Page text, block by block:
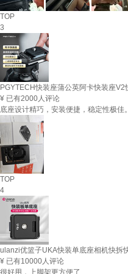
TOP
3
PGYTECH快装座蒲公英阿卡快装座
¥ 已有2000人评论
底座设计精巧，安装便捷，稳定性极佳。
TOP
4
ulanzi优篮子UKA快装单底座相机快拆
¥ 已有10000人评论
很好用，上脚架更方便了